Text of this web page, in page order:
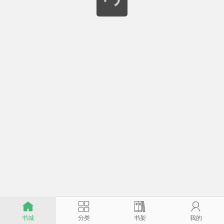

书城

分类

书架

我的